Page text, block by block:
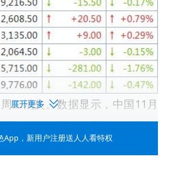
二消失。数据显示，中国11月
口则意外萎缩，同时对中国建
存在。海关总署12月10日公布
展开更多
App ，新用户注册送人人看特权